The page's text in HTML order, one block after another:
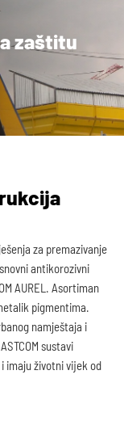
zaštitu
za premazivanje
antikorozivni
AUREL. Asortiman
pigmentima.
namještaja i
sustavi
imaju životni vijek od